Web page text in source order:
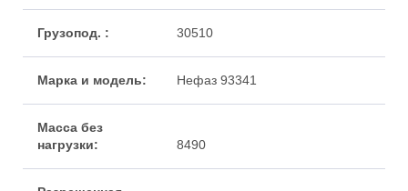
30510
Нефаз 93341
8490